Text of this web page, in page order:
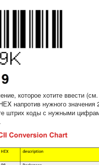
которое хотите ввести
напротив нужного значения
штрих коды с нужными